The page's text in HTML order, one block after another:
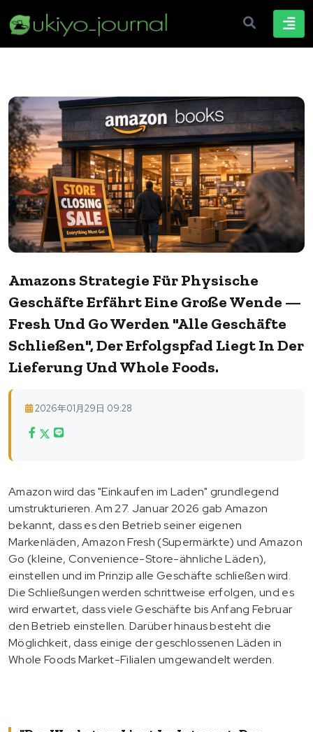
Amazons Strategie Für Physische
Geschäfte Erfährt Eine Große Wende —
Fresh Und Go Werden "alle Geschäfte
Schließen", Der Erfolgspfad Liegt In Der
Lieferung Und Whole Foods.
2026年01月29日 09:28
Amazon wird das "Einkaufen im Laden" grundlegend
umstrukturieren. Am 27. Januar 2026 gab Amazon
bekannt, dass es den Betrieb seiner eigenen
Markenläden, Amazon Fresh (Supermärkte) und Amazon
Go (kleine, Convenience-Store-ähnliche Läden),
einstellen und im Prinzip alle Geschäfte schließen wird.
Die Schließungen werden schrittweise erfolgen, und es
wird erwartet, dass viele Geschäfte bis Anfang Februar
den Betrieb einstellen. Darüber hinaus besteht die
Möglichkeit, dass einige der geschlossenen Läden in
Whole Foods Market-Filialen umgewandelt werden.